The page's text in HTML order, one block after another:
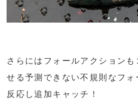
さらにはフォールアクション
せる予測できない不規則なフ
反応し追加キャッチ！